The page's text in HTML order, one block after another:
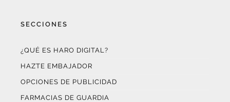
SECCIONES
¿QUÉ ES HARO DIGITAL?
HAZTE EMBAJADOR
OPCIONES DE PUBLICIDAD
FARMACIAS DE GUARDIA